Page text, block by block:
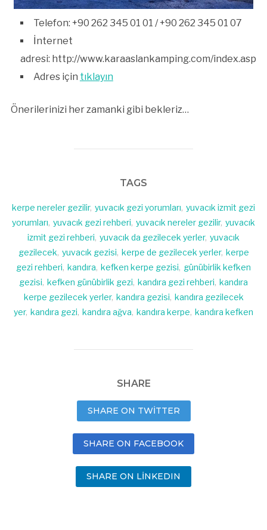
Telefon: +90 262 345 01 01 / +90 262 345 01 07
İnternet
adresi: http://www.karaaslankamping.com/index.asp
Adres için tıklayın
Önerilerinizi her zamanki gibi bekleriz…
TAGS
kerpe nereler gezilir, yuvacık gezi yorumları, yuvacık izmit gezi
yorumları, yuvacık gezi rehberi, yuvacık nereler gezilir, yuvacık
izmit gezi rehberi, yuvacık da gezilecek yerler, yuvacık
gezilecek, yuvacık gezisi, kerpe de gezilecek yerler, kerpe
gezi rehberi, kandıra, kefken kerpe gezisi, günübirlik kefken
gezisi, kefken günübirlik gezi, kandıra gezi rehberi, kandıra
kerpe gezilecek yerler, kandıra gezisi, kandıra gezilecek
yer, kandıra gezi, kandıra ağva, kandıra kerpe, kandıra kefken
SHARE
SHARE ON TWITTER
SHARE ON FACEBOOK
SHARE ON LINKEDIN